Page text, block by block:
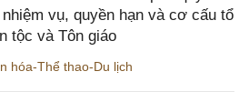
vụ, quyền hạn và cơ cấu tổ
tộc và Tôn giáo
hóa-Thể thao-Du lịch